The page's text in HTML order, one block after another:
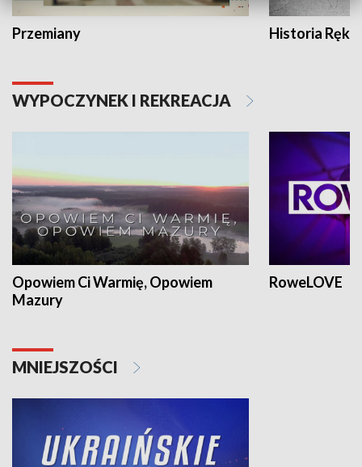
Przemiany Historia Ręką
WYPOCZYNEK I REKREACJA
Opowiem Ci Warmię, Opowiem
Mazury
RoweLOVE
MNIEJSZOŚCI